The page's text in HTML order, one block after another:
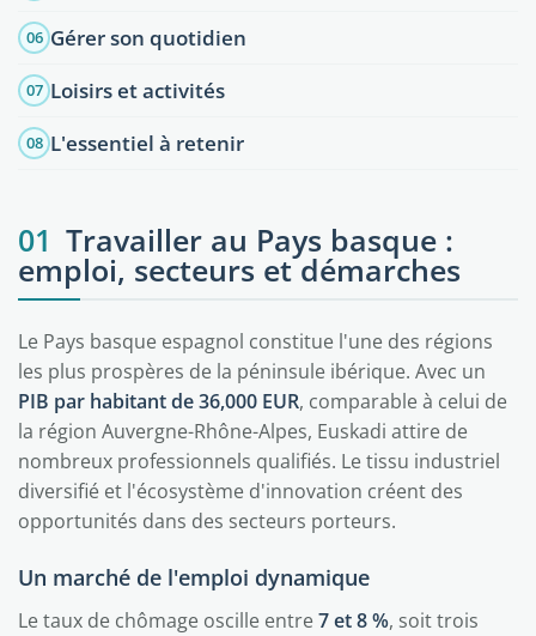
06 Gérer son quotidien
07 Loisirs et activités
08 L'essentiel à retenir
01 Travailler au Pays basque :
emploi, secteurs et démarches
Le Pays basque espagnol constitue l'une des régions
les plus prospères de la péninsule ibérique. Avec un
PIB par habitant de 36,000 EUR, comparable à celui de
la région Auvergne-Rhône-Alpes, Euskadi attire de
nombreux professionnels qualifiés. Le tissu industriel
diversifié et l'écosystème d'innovation créent des
opportunités dans des secteurs porteurs.
Un marché de l'emploi dynamique
Le taux de chômage oscille entre7 et 8 %, soit trois